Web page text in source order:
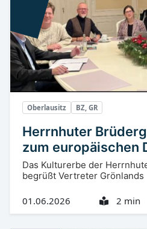
Oberlausitz BZ, GR
Herrnhuter
zum europäischen
Das Kulturerbe der
begrüßt Vertreter Grönlands
01.06.2026 2 min